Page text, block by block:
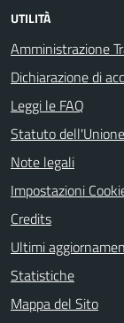
UTILITÀ
Amministrazione
Dichiarazione di
Leggi le FAQ
Statuto dell'Unione
Note legali
Impostazioni
Credits
Ultimi
Statistiche
Mappa del Sito